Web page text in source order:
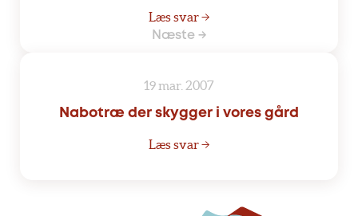
Læs svar →
Næste →
19 mar. 2007
Nabotræ der skygger i vores gård
Læs svar →